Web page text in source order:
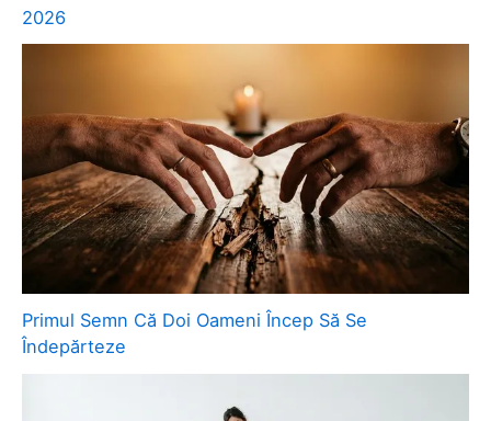
2026
Primul Semn Că Doi Oameni Încep Să Se
Îndepărteze